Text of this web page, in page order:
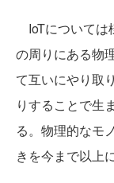
IoTについては
の周りにある物
て互いにやり取
りすることで生
る。物理的なモ
きを今まで以上